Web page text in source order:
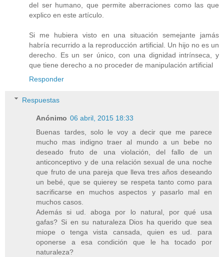
del ser humano, que permite aberraciones como las que
explico en este artículo.
Si me hubiera visto en una situación semejante jamás
habría recurrido a la reproducción artificial. Un hijo no es un
derecho. Es un ser único, con una dignidad intrínseca, y
que tiene derecho a no proceder de manipulación artificial
Responder
Respuestas
Anónimo 06 abril, 2015 18:33
Buenas tardes, solo le voy a decir que me parece
mucho mas indigno traer al mundo a un bebe no
deseado fruto de una violación, del fallo de un
anticonceptivo y de una relación sexual de una noche
que fruto de una pareja que lleva tres años deseando
un bebé, que se quierey se respeta tanto como para
sacrificarse en muchos aspectos y pasarlo mal en
muchos casos.
Además si ud. aboga por lo natural, por qué usa
gafas? Si en su naturaleza Dios ha querido que sea
miope o tenga vista cansada, quien es ud. para
oponerse a esa condición que le ha tocado por
naturaleza?